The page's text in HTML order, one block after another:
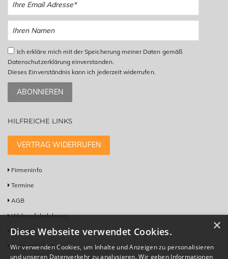
Ich erkläre mich mit der Speicherung meiner Daten gemäß
Datenschutzerklärung einverstanden.
Dieses Einverständnis kann ich jederzeit widerrufen.
ABONNIEREN
HILFREICHE LINKS
VERTRAG WIDERRUFEN
Firmeninfo
Termine
AGB
Widerrufsbelehrung
Kontakt
Barrierefreiheit
×
Diese Webseite verwendet Cookies.
Wir verwenden Cookies, um Inhalte und Anzeigen zu personalisieren
und unseren Datenverkehr zu analysieren. Wir geben Informationen